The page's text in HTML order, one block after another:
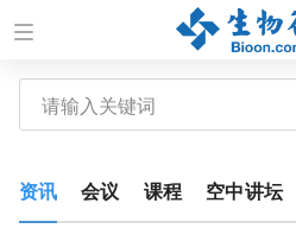
资讯 会议 课程 空中讲坛